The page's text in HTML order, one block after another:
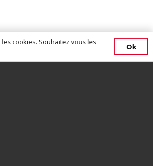
cookies. Souhaitez vous les
Ok